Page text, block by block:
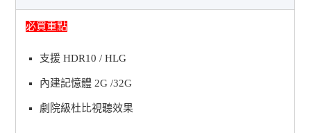
必買重點
支援 HDR10 / HLG
內建記憶體 2G /32G
劇院級杜比視聽效果